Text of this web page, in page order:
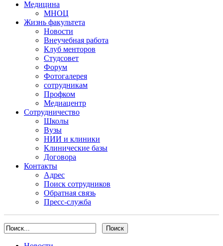
Медицина
МНОЦ
Жизнь факультета
Новости
Внеучебная работа
Клуб менторов
Студсовет
Форум
Фотогалерея
сотрудникам
Профком
Медиацентр
Сотрудничество
Школы
Вузы
НИИ и клиники
Клинические базы
Договора
Контакты
Адрес
Поиск сотрудников
Обратная связь
Пресс-служба